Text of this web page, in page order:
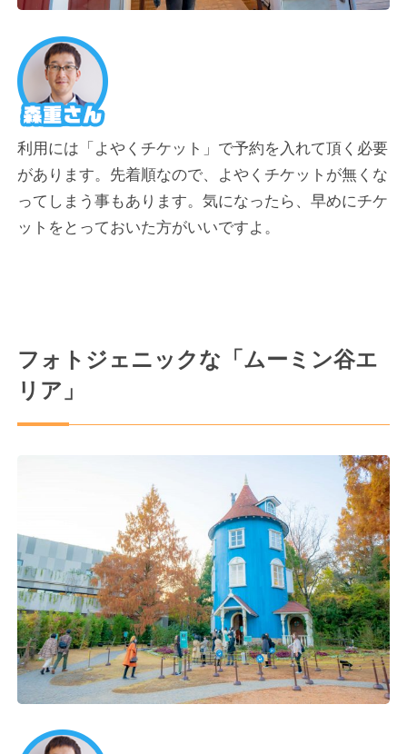
利用には「よやくチケット」で予約を入れて頂く必要
があります。先着順なので、よやくチケットが無くな
ってしまう事もあります。気になったら、早めにチケ
ットをとっておいた方がいいですよ。
フォトジェニックな「ムーミン谷エ
リア」